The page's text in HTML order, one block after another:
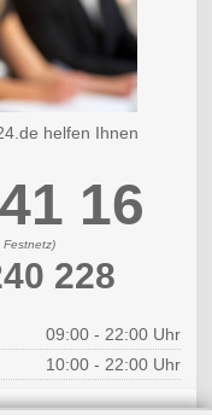
helfen Ihnen
16
Festnetz)
228
09:00 - 22:00 Uhr
10:00 - 22:00 Uhr